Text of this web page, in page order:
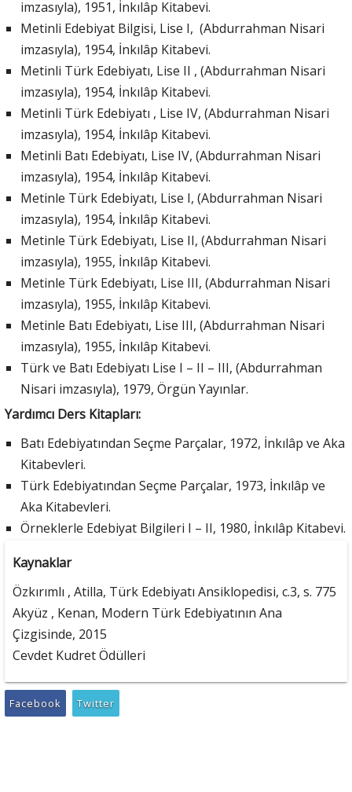
imzasıyla), 1951, İnkılâp Kitabevi.
Metinli Edebiyat Bilgisi, Lise I, (Abdurrahman Nisari
imzasıyla), 1954, İnkılâp Kitabevi.
Metinli Türk Edebiyatı, Lise II , (Abdurrahman Nisari
imzasıyla), 1954, İnkılâp Kitabevi.
Metinli Türk Edebiyatı , Lise IV, (Abdurrahman Nisari
imzasıyla), 1954, İnkılâp Kitabevi.
Metinli Batı Edebiyatı, Lise IV, (Abdurrahman Nisari
imzasıyla), 1954, İnkılâp Kitabevi.
Metinle Türk Edebiyatı, Lise I, (Abdurrahman Nisari
imzasıyla), 1954, İnkılâp Kitabevi.
Metinle Türk Edebiyatı, Lise II, (Abdurrahman Nisari
imzasıyla), 1955, İnkılâp Kitabevi.
Metinle Türk Edebiyatı, Lise III, (Abdurrahman Nisari
imzasıyla), 1955, İnkılâp Kitabevi.
Metinle Batı Edebiyatı, Lise III, (Abdurrahman Nisari
imzasıyla), 1955, İnkılâp Kitabevi.
Türk ve Batı Edebiyatı Lise I – II – III, (Abdurrahman
Nisari imzasıyla), 1979, Örgün Yayınlar.
Yardımcı Ders Kitapları:
Batı Edebiyatından Seçme Parçalar, 1972, İnkılâp ve Aka
Kitabevleri.
Türk Edebiyatından Seçme Parçalar, 1973, İnkılâp ve
Aka Kitabevleri.
Örneklerle Edebiyat Bilgileri I – II, 1980, İnkılâp Kitabevi.
Kaynaklar
Özkırımlı , Atilla, Türk Edebiyatı Ansiklopedisi, c.3, s. 775
Akyüz , Kenan, Modern Türk Edebiyatının Ana
Çizgisinde, 2015
Cevdet Kudret Ödülleri
Facebook Twitter